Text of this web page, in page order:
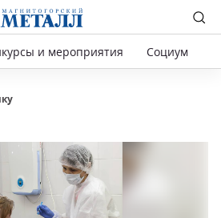
и мероприятия Социум